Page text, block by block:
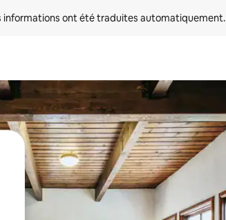
informations ont été traduites automatiquement.